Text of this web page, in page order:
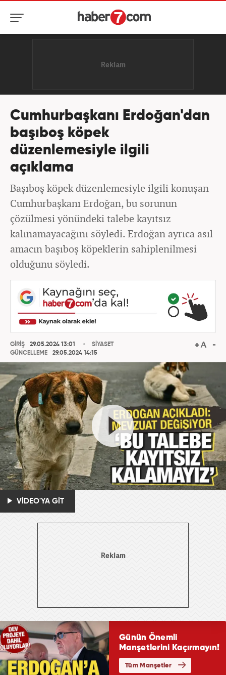
Cumhurbaşkanı Erdoğan'dan
başıboş köpek
düzenlemesiyle ilgili
açıklama
Başıboş köpek düzenlemesiyle ilgili konuşan
Cumhurbaşkanı Erdoğan, bu sorunun
çözülmesi yönündeki talebe kayıtsız
kalınamayacağını söyledi. Erdoğan ayrıca asıl
amacın başıboş köpeklerin sahiplenilmesi
olduğunu söyledi.
GİRİŞ
29.05.2024 13:01
GÜNCELLEME
29.05.2024 14:15
SİYASET
VİDEO'YA GİT